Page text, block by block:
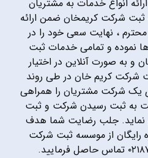
انواع خدمات به مشتریان
ثبت شرکت کریمخان ضمن ارائه
محترم ، نهایت سعی خود را در
نموده و تمامی خدمات ثبت
و به صورت آنلاین در اختیار
شرکت کریم خان در طی روند
یک شرکت مشتریان را همراهی
به ثبت رسیدن شرکت و ثبت
نماید. جلب رضایت شما هدف
از موسسه ثبت شرکت